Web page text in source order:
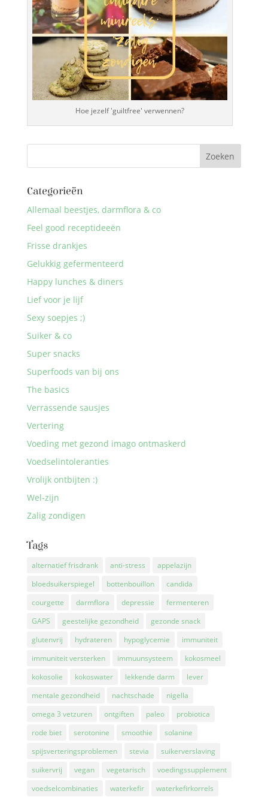
Hoe jezelf 'guiltfree' verwennen?
Categorieën
Allemaal beestjes, darmflora & co
Feel good receptideeën
Frisse drankjes
Gelukkig gefermenteerd
Happy lunches & diners
Lief voor je lijf
Sexy soepjes ;)
Suiker & co
Super snacks
Superfoods van bij ons
The basics
Verrassende sausjes
Vertering
Voeding met gezond imago ontmaskerd
Voedselintoleranties
Vrolijk ontbijten :)
Wel-zijn
Zalig zondigen
Tags
alternatief frisdrank anti-stress
appelazijn
bloedsuikerspiegel
bottenbouillon
candida
courgette
darmflora depressie
fermenteren
GAPS
geestelijke gezondheid
gezonde snack
glutenvrij
hydrateren hypoglycemie
immuniteit
immuniteit versterken
immuunsysteem
kokosmeel
kokosolie
kokoswater lekkende darm
lever
mentale gezondheid
nachtschade
nigella
omega 3 vetzuren
ontgiften paleo
probiotica
rode biet
serotonine smoothie
solanine
spijsverteringsproblemen
stevia
suikerverslaving
suikervrij
vegan vegetarisch
voedingssupplement
voedselcombinaties
waterkefir waterkefirkorrels